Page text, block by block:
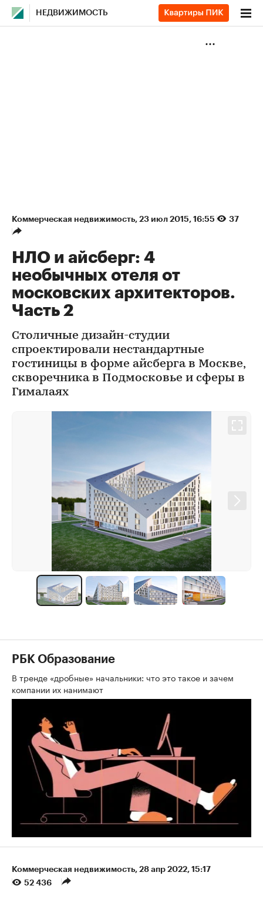
НЕДВИЖИМОСТЬ
Коммерческая недвижимость⁠, 23 июл 2015, 16:55 37
НЛО и айсберг: 4
необычных отеля от
московских архитекторов.
Часть 2
Столичные дизайн-студии
спроектировали нестандартные
гостиницы в форме айсберга в Москве,
скворечника в Подмосковье и сферы в
Гималаях
РБК Образование
В тренде «дробные» начальники: что это такое и зачем
компании их нанимают
Коммерческая недвижимость⁠, 28 апр 2022, 15:17
52 436